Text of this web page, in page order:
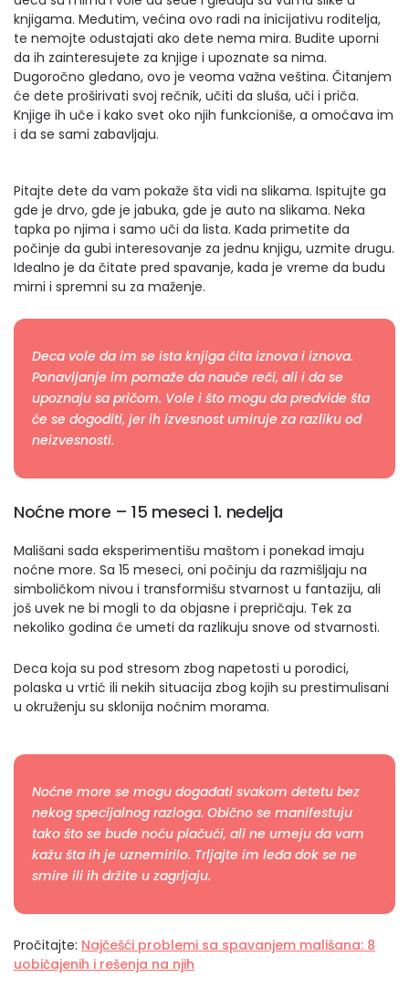
knjigama. Međutim, većina ovo radi na inicijativu roditelja,
te nemojte odustajati ako dete nema mira. Budite uporni
da ih zainteresujete za knjige i upoznate sa nima.
Dugoročno gledano, ovo je veoma važna veština. Čitanjem
će dete proširivati svoj rečnik, učiti da sluša, uči i priča.
Knjige ih uče i kako svet oko njih funkcioniše, a omoćava im
i da se sami zabavljaju.
Pitajte dete da vam pokaže šta vidi na slikama. Ispitujte ga
gde je drvo, gde je jabuka, gde je auto na slikama. Neka
tapka po njima i samo uči da lista. Kada primetite da
počinje da gubi interesovanje za jednu knjigu, uzmite drugu.
Idealno je da čitate pred spavanje, kada je vreme da budu
mirni i spremni su za maženje.
Deca vole da im se ista knjiga čita iznova i iznova.
Ponavljanje im pomaže da nauče reči, ali i da se
upoznaju sa pričom. Vole i što mogu da predvide šta
će se dogoditi, jer ih izvesnost umiruje za razliku od
neizvesnosti.
Noćne more –15 meseci 1. nedelja
Mališani sada eksperimentišu maštom i ponekad imaju
noćne more. Sa 15 meseci, oni počinju da razmišljaju na
simboličkom nivou i transformišu stvarnost u fantaziju, ali
još uvek ne bi mogli to da objasne i prepričaju. Tek za
nekoliko godina će umeti da razlikuju snove od stvarnosti.
Deca koja su pod stresom zbog napetosti u porodici,
polaska u vrtić ili nekih situacija zbog kojih su prestimulisani
u okruženju su sklonija noćnim morama.
Noćne more se mogu događati svakom detetu bez
nekog specijalnog razloga. Obično se manifestuju
tako što se bude noću plačući, ali ne umeju da vam
kažu šta ih je uznemirilo. Trljajte im leđa dok se ne
smire ili ih držite u zagrljaju.
Pročitajte: Najčešći problemi sa spavanjem mališana: 8
uobičajenih i rešenja na njih